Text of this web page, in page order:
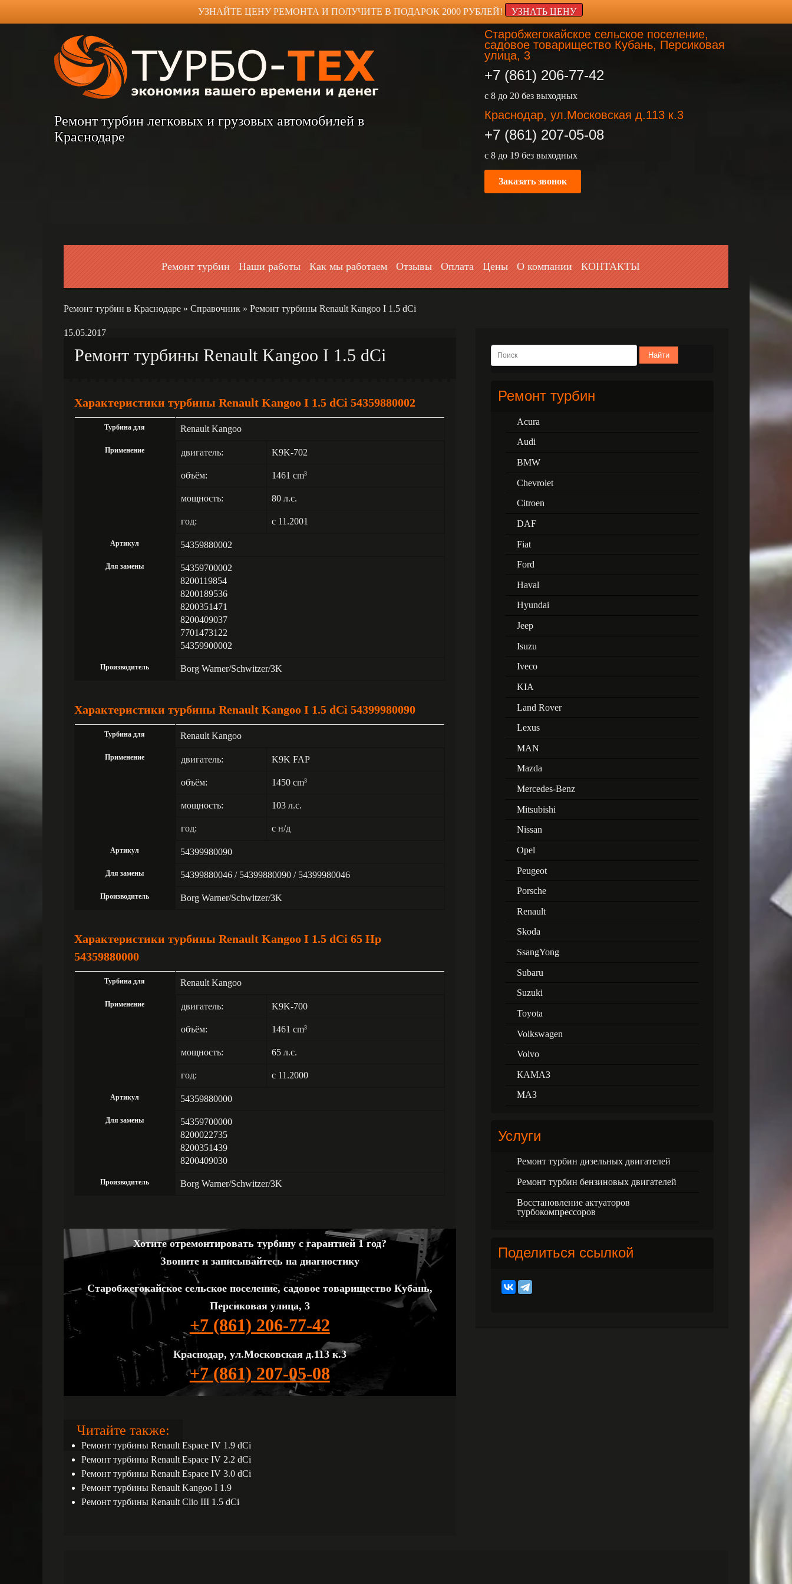
УЗНАЙТЕ ЦЕНУ РЕМОНТА И ПОЛУЧИТЕ В ПОДАРОК 2000 РУБЛЕЙ! УЗНАТЬ ЦЕНУ
Ремонт турбин легковых и грузовых автомобилей в
Краснодаре
Старобжегокайское сельское поселение,
садовое товарищество Кубань, Персиковая
улица, 3
+7 (861) 206-77-42
с 8 до 20 без выходных
Краснодар, ул.Московская д.113 к.3
+7 (861) 207-05-08
с 8 до 19 без выходных
Заказать звонок
Ремонт турбин Наши работы Как мы работаем Отзывы Оплата Цены О компании КОНТАКТЫ
Ремонт турбин в Краснодаре » Справочник » Ремонт турбины Renault Kangoo I 1.5 dCi
15.05.2017
Ремонт турбины Renault Kangoo I 1.5 dCi
Характеристики турбины Renault Kangoo I 1.5 dCi 54359880002
Турбина для Renault Kangoo
Применение двигатель: K9K-702
объём: 1461 cm3
мощность: 80 л.с.
год: с 11.2001
Артикул 54359880002
Для замены
54359700002
8200119854
8200189536
8200351471
8200409037
7701473122
54359900002
Производитель Borg Warner/Schwitzer/3K
Характеристики турбины Renault Kangoo I 1.5 dCi 54399980090
Турбина для Renault Kangoo
Применение двигатель: K9K FAP
объём: 1450 cm3
мощность: 103 л.с.
год: с н/д
Артикул 54399980090
Для замены 54399880046 / 54399880090 / 54399980046
Производитель Borg Warner/Schwitzer/3K
Характеристики турбины Renault Kangoo I 1.5 dCi 65 Hp
54359880000
Турбина для Renault Kangoo
Применение двигатель: K9K-700
объём: 1461 cm3
мощность: 65 л.с.
год: с 11.2000
Артикул 54359880000
Для замены
54359700000
8200022735
8200351439
8200409030
Производитель Borg Warner/Schwitzer/3K
Хотите отремонтировать турбину с гарантией 1 год?
Звоните и записывайтесь на диагностику
Старобжегокайское сельское поселение, садовое товарищество Кубань,
Персиковая улица, 3
+7 (861) 206-77-42
Краснодар, ул.Московская д.113 к.3
+7 (861) 207-05-08
Читайте также:
Ремонт турбины Renault Espace IV 1.9 dCi
Ремонт турбины Renault Espace IV 2.2 dCi
Ремонт турбины Renault Espace IV 3.0 dCi
Ремонт турбины Renault Kangoo I 1.9
Ремонт турбины Renault Clio III 1.5 dCi
Найти
Ремонт турбин
Acura
Audi
BMW
Chevrolet
Citroen
DAF
Fiat
Ford
Haval
Hyundai
Jeep
Isuzu
Iveco
KIA
Land Rover
Lexus
MAN
Mazda
Mercedes-Benz
Mitsubishi
Nissan
Opel
Peugeot
Porsche
Renault
Skoda
SsangYong
Subaru
Suzuki
Toyota
Volkswagen
Volvo
КАМАЗ
МАЗ
Услуги
Ремонт турбин дизельных двигателей
Ремонт турбин бензиновых двигателей
Восстановление актуаторов
турбокомпрессоров
Поделиться ссылкой